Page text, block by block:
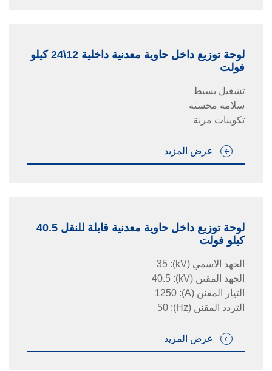
لوحة توزيع داخل حاوية معدنية داخلية 12\24 كيلو
فولت
تشغيل بسيط
سلامة محسنة
تكوينات مرنة
عرض المزيد
لوحة توزيع داخل حاوية معدنية قابلة للنقل 40.5
كيلو فولت
الجهد الاسمي (kV)
:
الجهد المقنن (kV)
:
التيار المقنن (A)
:
التردد المقنن (Hz)
:
عرض المزيد